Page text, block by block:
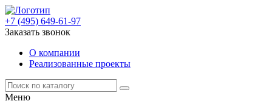
+7 (495) 649-61-97
Заказать звонок
О компании
Реализованные проекты
Меню